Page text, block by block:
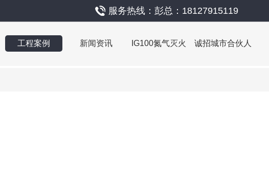
服务热线：彭总：18127915119
工程案例 新闻资讯 IG100氮气灭火
诚招城市合伙人